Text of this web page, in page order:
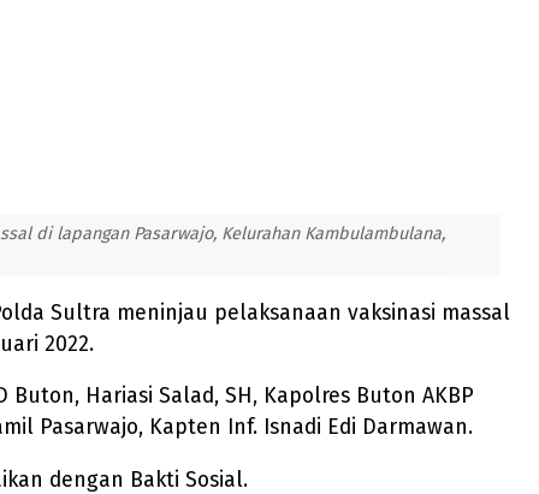
di lapangan Pasarwajo, Kelurahan Kambulambulana,
Sultra meninjau pelaksanaan vaksinasi massal
2022.
Hariasi Salad, SH, Kapolres Buton AKBP
Pasarwajo, Kapten Inf. Isnadi Edi Darmawan.
dengan Bakti Sosial.